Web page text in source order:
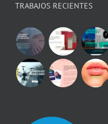
TRABAJOS RECIENTES